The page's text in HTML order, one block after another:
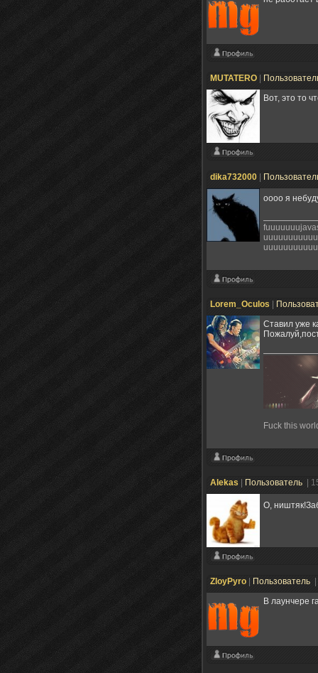
MUTATERO
Вот, это то
dika732000
оооо я
Lorem_Oculos
Ставил уже
Fuck this
Alekas Пользователь |
О,
ZloyPyro Пользователь
В лаунчере